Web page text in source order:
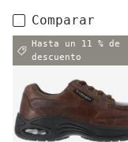
Comparar
Hasta un 11 % de
descuento